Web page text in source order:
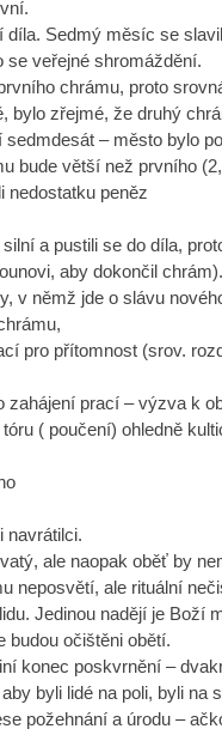
Sedmý měsíc se
se veřejné shromáždění.
chrámu, proto
bylo zřejmé, že druhý
– město bylo
bude větší než prvního
nedostatku peněz
a pustili se do díla,
aby dokončil chrám).
v němž jde o slávu
pro přítomnost (srov.
zahájení prací – výzva k
( poučení) ohledně
navrátilci.
ale naopak oběť by
neposvětí, ale rituální
Jedinou nadějí je Boží
budou očištěni obětí.
konec poskvrnění –
byli lidé na poli, byli na
požehnání a úrodu –